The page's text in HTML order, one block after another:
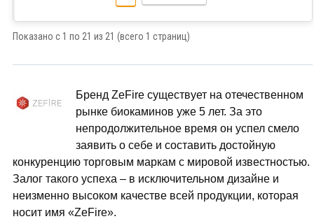
Показано с 1 по 21 из 21 (всего 1 страниц)
Бренд ZeFire существует на отечественном
рынке биокаминов уже 5 лет. За это
непродолжительное время он успел смело
заявить о себе и составить достойную
конкуренцию торговым маркам с мировой известностью.
Залог такого успеха – в исключительном дизайне и
неизменно высоком качестве всей продукции, которая
носит имя «ZeFire».